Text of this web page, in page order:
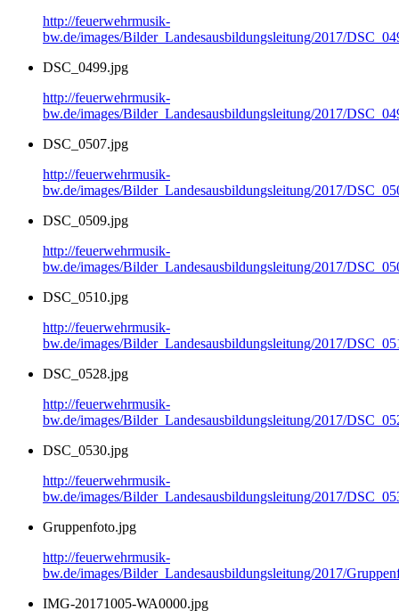
http://feuerwehrmusik-
bw.de/images/Bilder_Landesausbildungsleitung/2017/
DSC_0499.jpg
http://feuerwehrmusik-
bw.de/images/Bilder_Landesausbildungsleitung/2017/
DSC_0507.jpg
http://feuerwehrmusik-
bw.de/images/Bilder_Landesausbildungsleitung/2017/
DSC_0509.jpg
http://feuerwehrmusik-
bw.de/images/Bilder_Landesausbildungsleitung/2017/
DSC_0510.jpg
http://feuerwehrmusik-
bw.de/images/Bilder_Landesausbildungsleitung/2017/
DSC_0528.jpg
http://feuerwehrmusik-
bw.de/images/Bilder_Landesausbildungsleitung/2017/
DSC_0530.jpg
http://feuerwehrmusik-
bw.de/images/Bilder_Landesausbildungsleitung/2017/
Gruppenfoto.jpg
http://feuerwehrmusik-
bw.de/images/Bilder_Landesausbildungsleitung/2017/
IMG-20171005-WA0000.jpg